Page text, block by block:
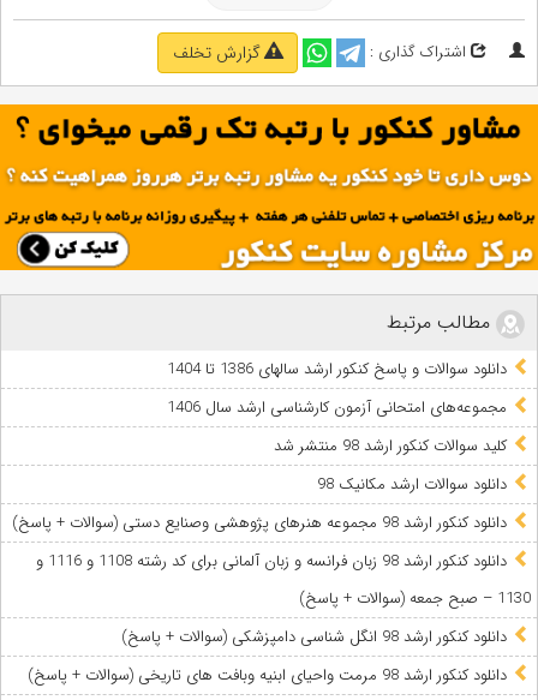
پاسخ کلیدی ارشد 98 زبان فرانسه و زبان آلمانی برای کد رشته 1108 و 1116 و 1130 –
صبح جمعه,
سوالات ارشد 98 زبان فرانسه و زبان آلمانی برای کد رشته 1108 و 1116 و 1130 –
صبح جمعه ,
سوالات کنکور کارشناسی ارشد 98 زبان فرانسه برای کد 1110 – عصر پنجشنبه ,
کارشناسی ارشد ۹۸ ,
جمعه 98
اشتراک گذاری : گزارش تخلف
مطالب مرتبط
دانلود سوالات و پاسخ کنکور ارشد سالهای 1386 تا 1404
مجموعه‌های امتحانی آزمون کارشناسی ‌ارشد سال 1406
کلید سوالات کنکور ارشد 98 منتشر شد
دانلود سوالات ارشد مکانیک 98
دانلود کنکور ارشد 98 مجموعه هنرهای پژوهشی وصنایع دستی (سوالات + پاسخ)
دانلود کنکور ارشد 98 زبان فرانسه و زبان آلمانی برای کد رشته 1108 و 1116 و
1130 – صبح جمعه (سوالات + پاسخ)
دانلود کنکور ارشد 98 انگل شناسی دامپزشکی (سوالات + پاسخ)
دانلود کنکور ارشد 98 مرمت واحیای ابنیه وبافت های تاریخی (سوالات + پاسخ)